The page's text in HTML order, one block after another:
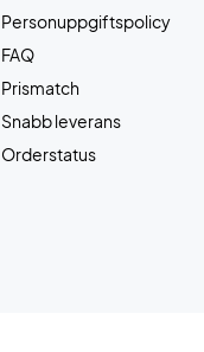
Personuppgiftspolicy
FAQ
Prismatch
Snabb leverans
Orderstatus